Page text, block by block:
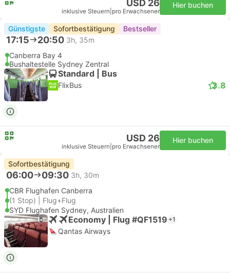
USD 26
inklusive Steuern pro Erwachsener
Hier buchen
Günstigste Sofortbestätigung Bestseller
17:15 20:50 3h, 35m
Canberra Bay 4
Bushaltestelle Sydney Zentral
Standard | Bus
FlixBus 3.8
USD 26
inklusive Steuern pro Erwachsener
Hier buchen
Sofortbestätigung
06:00 09:30 3h, 30m
CBR Flughafen Canberra
(1 Stop) | Flug+Flug
SYD Flughafen Sydney, Australien
Economy | Flug #QF1519 +1
Qantas Airways